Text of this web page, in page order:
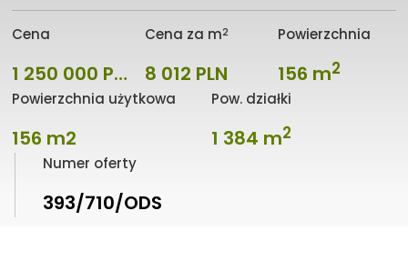
Cena
1 250 000 PLN
Cena za m2
8 012 PLN
Powierzchnia
156 m2
Powierzchnia użytkowa
156 m2
Pow. działki
1 384 m2
Numer oferty
393/710/ODS